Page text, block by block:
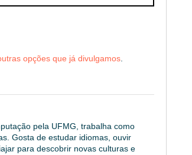
opções que já divulgamos
pela UFMG, trabalha como
Gosta de estudar idiomas, ouvir
para descobrir novas culturas e